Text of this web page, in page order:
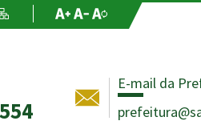
Mapa do Site Aumentar
Diminuir
Fonte Original
E-mail da